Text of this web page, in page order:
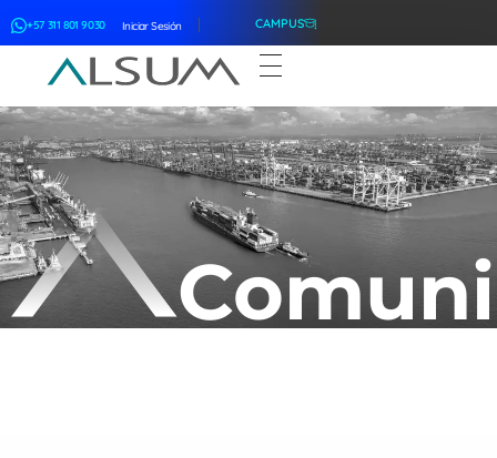
+57 311 801 9030 Iniciar Sesión CAMPUS
ALSUM